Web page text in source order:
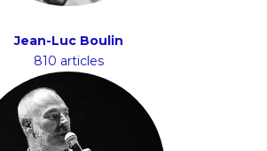
Jean-Luc Boulin
810 articles